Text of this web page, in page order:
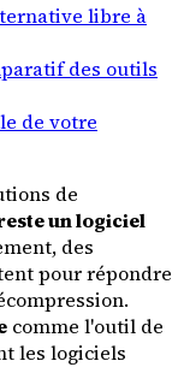
libre à
des outils
de votre
de
un logiciel
des
pour répondre
comme l'outil de
les logiciels